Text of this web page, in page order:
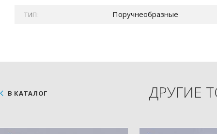
ТИП: Поручнеобразные
ДРУГИЕ
В КАТАЛОГ